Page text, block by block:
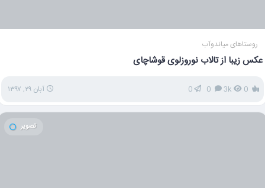
روستاهای میاندوآب
عکس زیبا از تالاب نوروزلوی قوشاچای
3k
0 آبان ۲۹, ۱۳۹۷
تصویر